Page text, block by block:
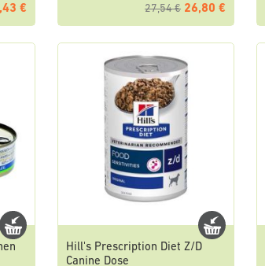
€
27,54 € 26,80 €
Hill's Prescription Diet Z/D
Canine Dose